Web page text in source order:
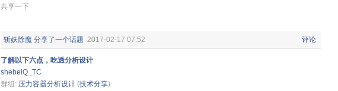
共享一下
评论
斩妖除魔 分享了一个话题 2017-02-17 07:52
了解以下六点，吃透分析设计
shebeiQ_TC
群组: 压力容器分析设计 (技术分享)